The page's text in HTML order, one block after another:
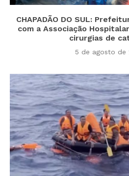
CHAPADÃO DO SUL:
com a Associação
cirurgias de
5 de agosto de